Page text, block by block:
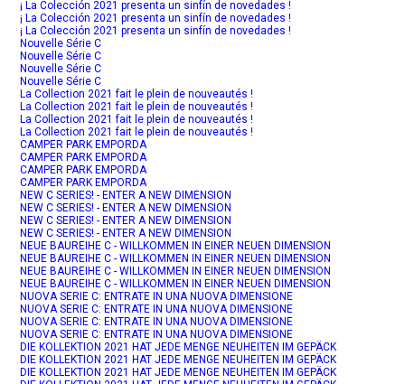
¡ La Colección 2021 presenta un sinfín de novedades !
¡ La Colección 2021 presenta un sinfín de novedades !
¡ La Colección 2021 presenta un sinfín de novedades !
Nouvelle Série C
Nouvelle Série C
Nouvelle Série C
Nouvelle Série C
La Collection 2021 fait le plein de nouveautés !
La Collection 2021 fait le plein de nouveautés !
La Collection 2021 fait le plein de nouveautés !
La Collection 2021 fait le plein de nouveautés !
CAMPER PARK EMPORDA
CAMPER PARK EMPORDA
CAMPER PARK EMPORDA
CAMPER PARK EMPORDA
NEW C SERIES! - ENTER A NEW DIMENSION
NEW C SERIES! - ENTER A NEW DIMENSION
NEW C SERIES! - ENTER A NEW DIMENSION
NEW C SERIES! - ENTER A NEW DIMENSION
NEUE BAUREIHE C - WILLKOMMEN IN EINER NEUEN DIMENSION
NEUE BAUREIHE C - WILLKOMMEN IN EINER NEUEN DIMENSION
NEUE BAUREIHE C - WILLKOMMEN IN EINER NEUEN DIMENSION
NEUE BAUREIHE C - WILLKOMMEN IN EINER NEUEN DIMENSION
NUOVA SERIE C: ENTRATE IN UNA NUOVA DIMENSIONE
NUOVA SERIE C: ENTRATE IN UNA NUOVA DIMENSIONE
NUOVA SERIE C: ENTRATE IN UNA NUOVA DIMENSIONE
NUOVA SERIE C: ENTRATE IN UNA NUOVA DIMENSIONE
DIE KOLLEKTION 2021 HAT JEDE MENGE NEUHEITEN IM GEPÄCK
DIE KOLLEKTION 2021 HAT JEDE MENGE NEUHEITEN IM GEPÄCK
DIE KOLLEKTION 2021 HAT JEDE MENGE NEUHEITEN IM GEPÄCK